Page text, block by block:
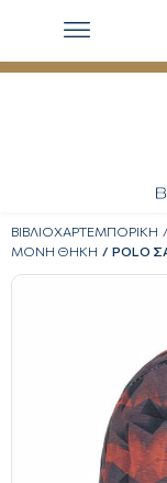
ΒΙΒΛΙΟΧΑΡΤΕΜΠΟΡΙΚΗ
ΜΟΝΗ ΘΗΚΗ
POLO